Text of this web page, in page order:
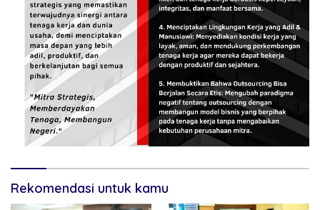
Rekomendasi untuk kamu